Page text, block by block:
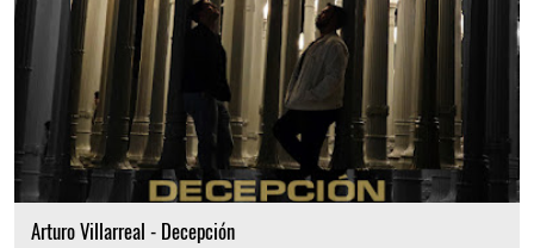
Arturo Villarreal - Decepción